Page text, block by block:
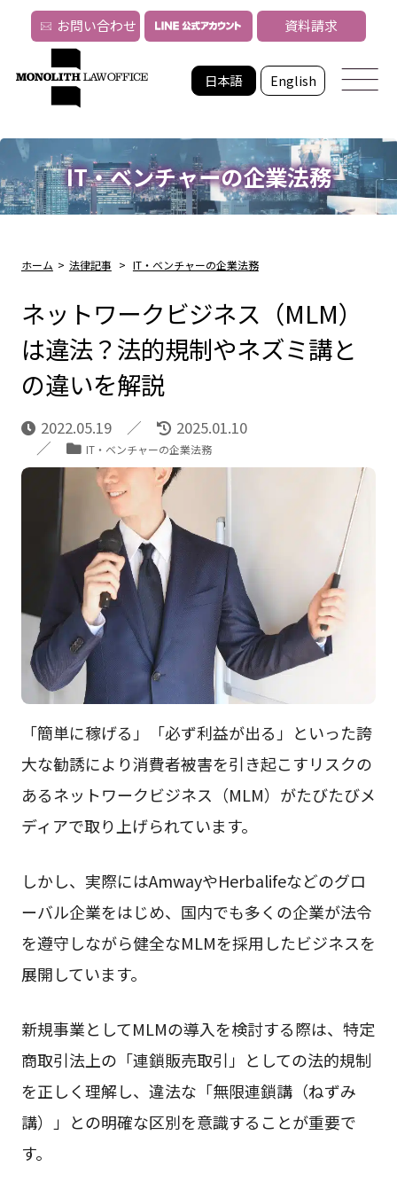
日本語 English
お問い合わせ 資料請求
IT・ベンチャーの企業法務
ホーム > 法律記事 > IT・ベンチャーの企業法務
ネットワークビジネス（MLM）
は違法？法的規制やネズミ講と
の違いを解説
2022.05.19 2025.01.10
IT・ベンチャーの企業法務
「簡単に稼げる」「必ず利益が出る」といった誇
大な勧誘により消費者被害を引き起こすリスクの
あるネットワークビジネス（MLM）がたびたびメ
ディアで取り上げられています。
しかし、実際にはAmwayやHerbalifeなどのグロ
ーバル企業をはじめ、国内でも多くの企業が法令
を遵守しながら健全なMLMを採用したビジネスを
展開しています。
新規事業としてMLMの導入を検討する際は、特定
商取引法上の「連鎖販売取引」としての法的規制
を正しく理解し、違法な「無限連鎖講（ねずみ
講）」との明確な区別を意識することが重要で
す。